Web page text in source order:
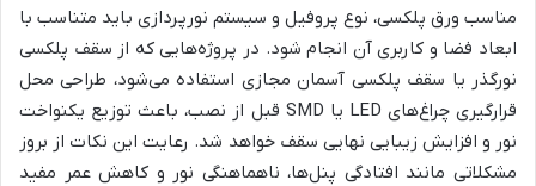
مناسب ورق پلکسی، نوع پروفیل و سیستم نورپردازی باید متناسب با
ابعاد فضا و کاربری آن انجام شود. در پروژه‌هایی که از سقف پلکسی
نورگذر یا سقف پلکسی آسمان مجازی استفاده می‌شود، طراحی محل
قرارگیری چراغ‌های LED یا SMD قبل از نصب، باعث توزیع یکنواخت
نور و افزایش زیبایی نهایی سقف خواهد شد. رعایت این نکات از بروز
مشکلاتی مانند افتادگی پنل‌ها، ناهماهنگی نور و کاهش عمر مفید